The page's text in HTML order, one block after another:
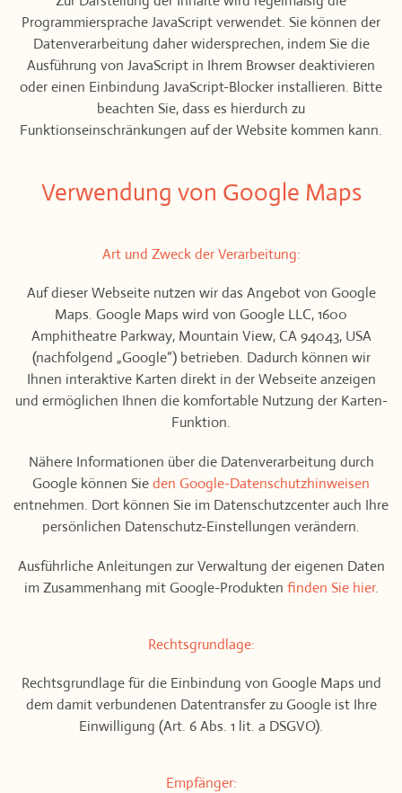
Programmiersprache JavaScript verwendet. Sie können der
Datenverarbeitung daher widersprechen, indem Sie die
Ausführung von JavaScript in Ihrem Browser deaktivieren
oder einen Einbindung JavaScript-Blocker installieren. Bitte
beachten Sie, dass es hierdurch zu
Funktionseinschränkungen auf der Website kommen kann.
Verwendung von Google Maps
Art und Zweck der Verarbeitung:
Auf dieser Webseite nutzen wir das Angebot von Google
Maps. Google Maps wird von Google LLC, 1600
Amphitheatre Parkway, Mountain View, CA 94043, USA
(nachfolgend „Google“) betrieben. Dadurch können wir
Ihnen interaktive Karten direkt in der Webseite anzeigen
und ermöglichen Ihnen die komfortable Nutzung der Karten-
Funktion.
Nähere Informationen über die Datenverarbeitung durch
Google können Sieden Google-Datenschutzhinweisen
entnehmen. Dort können Sie im Datenschutzcenter auch Ihre
persönlichen Datenschutz-Einstellungen verändern.
Ausführliche Anleitungen zur Verwaltung der eigenen Daten
im Zusammenhang mit Google-Produkten finden Sie hier.
Rechtsgrundlage:
Rechtsgrundlage für die Einbindung von Google Maps und
dem damit verbundenen Datentransfer zu Google ist Ihre
Einwilligung (Art. 6 Abs. 1 lit. a DSGVO).
Empfänger: